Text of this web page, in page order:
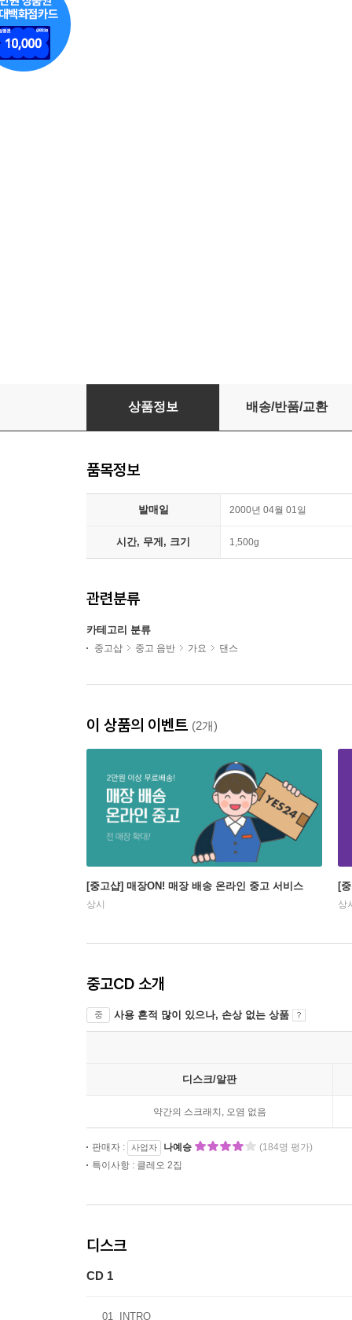
클레오 2집
상품정보 배송/반품/교환
품목정보
발매일 2000년 04월 01일
시간, 무게, 크기 1,500g
관련분류
카테고리 분류
중고샵 중고 음반 가요 댄스
이 상품의 이벤트 (2개)
[중고샵] 매장ON! 매장 배송 온라인 중고 서비스
상시
[
상
중고CD 소개
중 사용 흔적 많이 있으나, 손상 없는 상품
디스크/알판
약간의 스크래치, 오염 없음
판매자 : 사업자 나예승
(184명 평가)
특이사항 : 클레오 2집
디스크
CD 1
01 INTRO